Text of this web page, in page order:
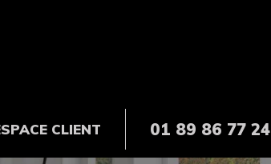
CLIENT 01 89 86 77 24